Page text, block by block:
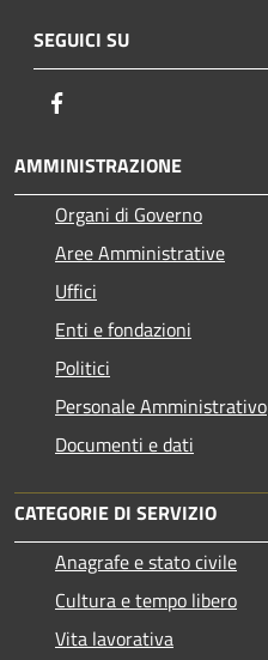
SEGUICI SU
AMMINISTRAZIONE
Organi di Governo
Aree Amministrative
Uffici
Enti e fondazioni
Politici
Personale Amministrativo
Documenti e dati
CATEGORIE DI SERVIZIO
Anagrafe e stato civile
Cultura e tempo libero
Vita lavorativa